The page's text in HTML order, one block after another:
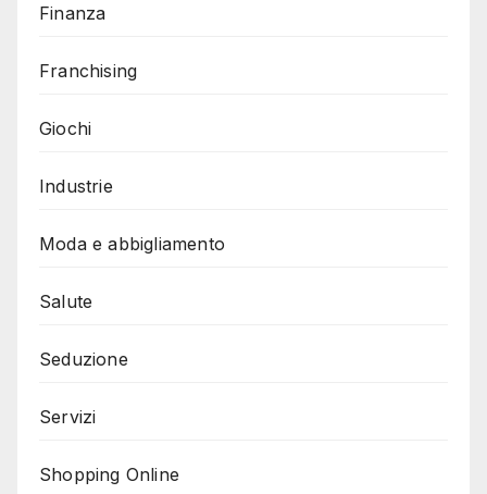
Finanza
Franchising
Giochi
Industrie
Moda e abbigliamento
Salute
Seduzione
Servizi
Shopping Online